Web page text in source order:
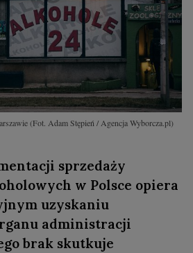
(Fot. Adam Stępień / Agencja Wyborcza.pl)
sprzedaży
w Polsce opiera
uzyskaniu
administracji
brak skutkuje